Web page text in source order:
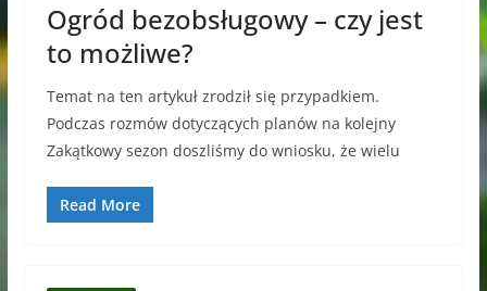
Ogród bezobsługowy – czy jest
to możliwe?
Temat na ten artykuł zrodził się przypadkiem.
Podczas rozmów dotyczących planów na kolejny
Zakątkowy sezon doszliśmy do wniosku, że wielu
Read More